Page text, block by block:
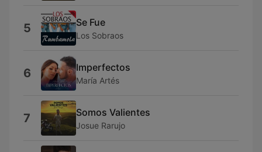
5 Se Fue
Los Sobraos
6 Imperfectos
María Artés
7 Somos Valientes
Josue Rarujo